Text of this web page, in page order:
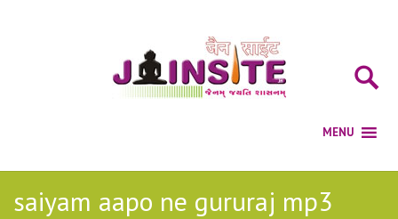
saiyam aapo ne gururaj mp3